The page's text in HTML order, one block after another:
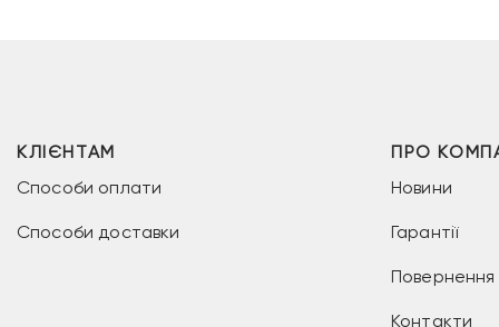
КЛІЄНТАМ
Способи оплати
Способи доставки
ПРО
Новини
Гарантії
Повернення
Контакти